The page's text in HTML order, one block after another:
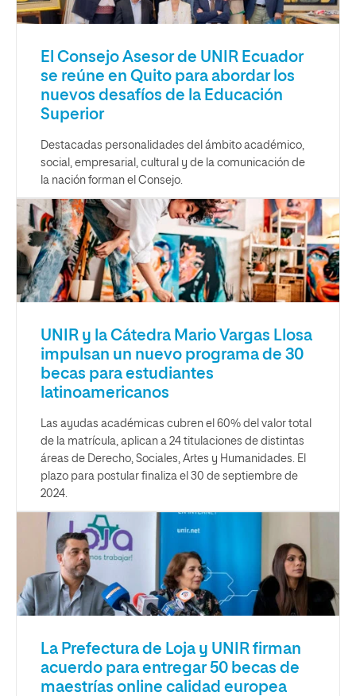
El Consejo Asesor de UNIR Ecuador
se reúne en Quito para abordar los
nuevos desafíos de la Educación
Superior
Destacadas personalidades del ámbito académico,
social, empresarial, cultural y de la comunicación de
la nación forman el Consejo.
UNIR y la Cátedra Mario Vargas Llosa
impulsan un nuevo programa de 30
becas para estudiantes
latinoamericanos
Las ayudas académicas cubren el 60% del valor total
de la matrícula, aplican a 24 titulaciones de distintas
áreas de Derecho, Sociales, Artes y Humanidades. El
plazo para postular finaliza el 30 de septiembre de
2024.
La Prefectura de Loja y UNIR firman
acuerdo para entregar 50 becas de
maestrías online calidad europea